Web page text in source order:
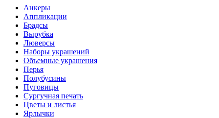
Анкеры
Аппликации
Брадсы
Вырубка
Люверсы
Наборы украшений
Объемные украшения
Перья
Полубусины
Пуговицы
Сургучная печать
Цветы и листья
Ярлычки